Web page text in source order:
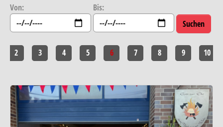
Von: Bis:
2 3 4 5 6 7 8 9 10